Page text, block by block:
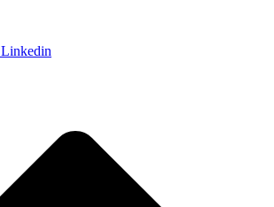
Linkedin